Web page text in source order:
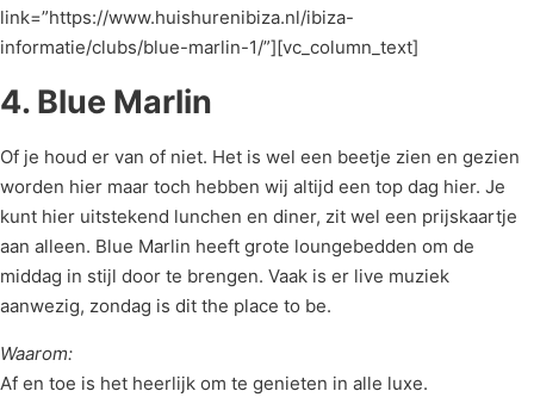
link=”https://www.huishurenibiza.nl/ibiza-
informatie/clubs/blue-marlin-1/”][vc_column_text]
4. Blue Marlin
Of je houd er van of niet. Het is wel een beetje zien en gezien
worden hier maar toch hebben wij altijd een top dag hier. Je
kunt hier uitstekend lunchen en diner, zit wel een prijskaartje
aan alleen. Blue Marlin heeft grote loungebedden om de
middag in stijl door te brengen. Vaak is er live muziek
aanwezig, zondag is dit the place to be.
Waarom:
Af en toe is het heerlijk om te genieten in alle luxe.